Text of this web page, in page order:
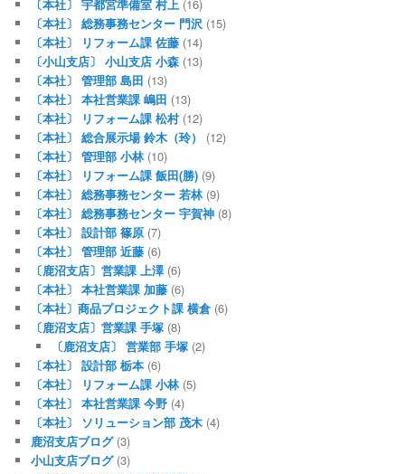
〔本社〕 宇都宮準備室 村上 (16)
〔本社〕 総務事務センター 門沢 (15)
〔本社〕 リフォーム課 佐藤 (14)
〔小山支店〕 小山支店 小森 (13)
〔本社〕 管理部 島田 (13)
〔本社〕 本社営業課 嶋田 (13)
〔本社〕 リフォーム課 松村(12)
〔本社〕 総合展示場 鈴木（玲）
(12)
〔本社〕 管理部 小林(10)
〔本社〕 リフォーム課 飯田(勝) (9)
〔本社〕 総務事務センター 若林(9)
〔本社〕 総務事務センター 宇賀神 (8)
〔本社〕 設計部 篠原 (7)
〔本社〕 管理部 近藤 (6)
〔鹿沼支店〕営業課 上澤(6)
〔本社〕 本社営業課 加藤 (6)
〔本社〕商品プロジェクト課 横倉 (6)
〔鹿沼支店〕営業課 手塚 (8)
〔鹿沼支店〕 営業部 手塚(2)
〔本社〕 設計部 栃本 (6)
〔本社〕 リフォーム課 小林(5)
〔本社〕 本社営業課 今野 (4)
〔本社〕 ソリューション部 茂木 (4)
鹿沼支店ブログ(3)
小山支店ブログ(3)